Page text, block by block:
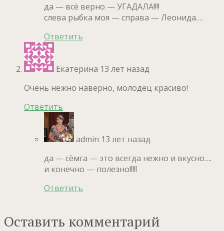
да — всё верно — УГАДАЛА!!!!
слева рыбка моя — справа — Леонида….
Ответить
Екатерина 13 лет назад
Очень нежно наверно, молодец красиво!
Ответить
admin 13 лет назад
да — сёмга — это всегда нежно и вкусно….
и конечно — полезно!!!!!
Ответить
Оставить комментарий